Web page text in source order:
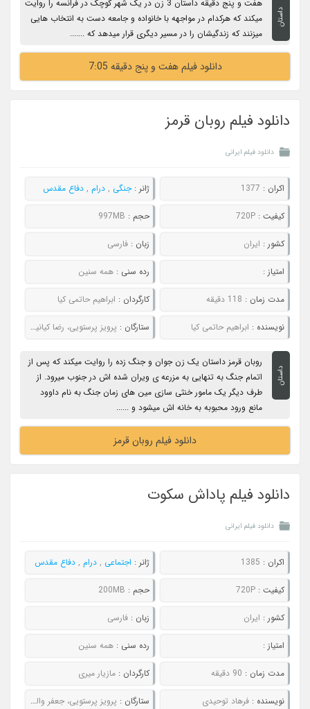
داستان
هفت و پنج دقیقه داستان 3 زن در یک شهر کوچک در فرانسه را روایت
میکند که هرکدام در مواجهه با خانواده و جامعه دست به انتخاب هایی
میزنند که زندگیشان را در مسیر دیگری قرار میدهد که .......
دانلود فیلم هفت و پنج دقیقه 7:05
دانلود فیلم روبان قرمز
دانلود فیلم ایرانی
اکران : 1377 ژانر :جنگی , درام , دفاع مقدس
کیفیت :720P حجم : 997MB
کشور : ایران زبان : فارسی
امتیاز : رده سنی : همه سنین
مدت زمان : 118 دقیقه کارگردان : ابراهیم حاتمی کیا
نویسنده : ابراهیم حاتمی کیا ستارگان : پرویز پرستویی، رضا کیانیان، آزیتا حاجیان
داستان
روبان قرمز داستان یک زن جوان و جنگ زده را روایت میکند که پس از
اتمام جنگ به تنهایی به مزرعه ی ویران شده اش در جنوب میرود. از
طرف دیگر یک مامور خنثی سازی مین های زمان جنگ به نام داوود
مانع ورود محبوبه به خانه اش میشود و ......
دانلود فیلم روبان قرمز
دانلود فیلم پاداش سکوت
دانلود فیلم ایرانی
اکران : 1385 ژانر : اجتماعی , درام , دفاع مقدس
کیفیت :720P حجم : 200MB
کشور : ایران زبان : فارسی
امتیاز : رده سنی : همه سنین
مدت زمان : 90 دقیقه کارگردان : مازیار میری
نویسنده :فرهاد توحیدی ستارگان : پرویز پرستویی، جعفر والی، فرهاد اصلانی، آتیلا پسیانی، رضا کیانیان